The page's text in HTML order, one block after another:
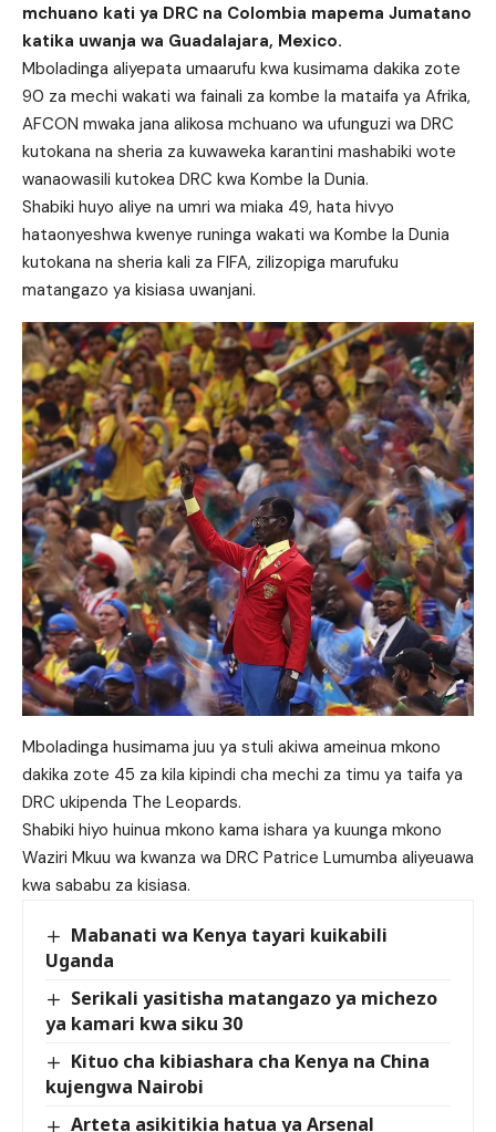
mchuano kati ya DRC na Colombia mapema Jumatano
katika uwanja wa Guadalajara, Mexico.
Mboladinga aliyepata umaarufu kwa kusimama dakika zote
90 za mechi wakati wa fainali za kombe la mataifa ya Afrika,
AFCON mwaka jana alikosa mchuano wa ufunguzi wa DRC
kutokana na sheria za kuwaweka karantini mashabiki wote
wanaowasili kutokea DRC kwa Kombe la Dunia.
Shabiki huyo aliye na umri wa miaka 49, hata hivyo
hataonyeshwa kwenye runinga wakati wa Kombe la Dunia
kutokana na sheria kali za FIFA, zilizopiga marufuku
matangazo ya kisiasa uwanjani.
Mboladinga husimama juu ya stuli akiwa ameinua mkono
dakika zote 45 za kila kipindi cha mechi za timu ya taifa ya
DRC ukipenda The Leopards.
Shabiki hiyo huinua mkono kama ishara ya kuunga mkono
Waziri Mkuu wa kwanza wa DRC Patrice Lumumba aliyeuawa
kwa sababu za kisiasa.
Mabanati wa Kenya tayari kuikabili
Uganda
Serikali yasitisha matangazo ya michezo
ya kamari kwa siku 30
Kituo cha kibiashara cha Kenya na China
kujengwa Nairobi
Arteta asikitikia hatua ya Arsenal